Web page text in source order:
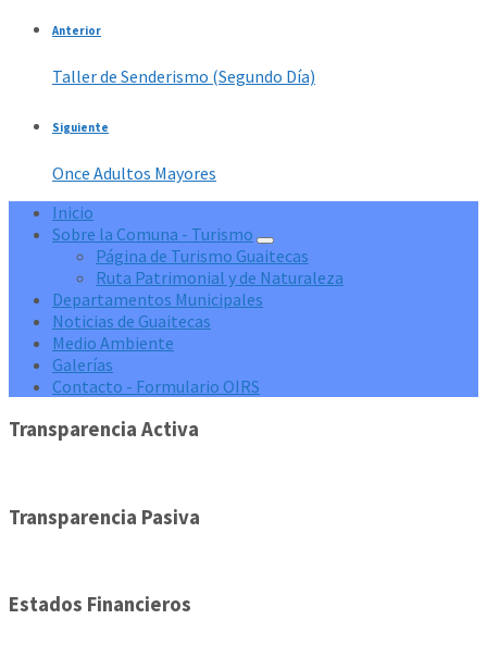
Anterior
Taller de Senderismo (Segundo Día)
Siguiente
Once Adultos Mayores
Inicio
Sobre la Comuna - Turismo
Página de Turismo Guaitecas
Ruta Patrimonial y de Naturaleza
Departamentos Municipales
Noticias de Guaitecas
Medio Ambiente
Galerías
Contacto - Formulario OIRS
Transparencia Activa
Transparencia Pasiva
Estados Financieros